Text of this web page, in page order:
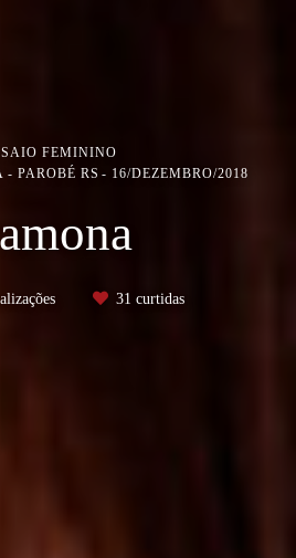
FEMININO
PAROBÉ RS
16/DEZEMBRO/2018
31 curtidas